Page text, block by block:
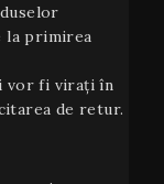
la primirea
vor fi virați în
de retur.